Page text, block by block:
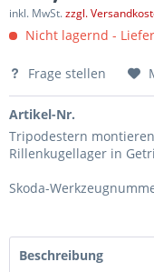
inkl. MwSt.zzgl.
Nicht lagernd -
Frage stellen
Artikel-Nr.
Tripodestern montieren
Rillenkugellager in
Skoda-
Beschreibung